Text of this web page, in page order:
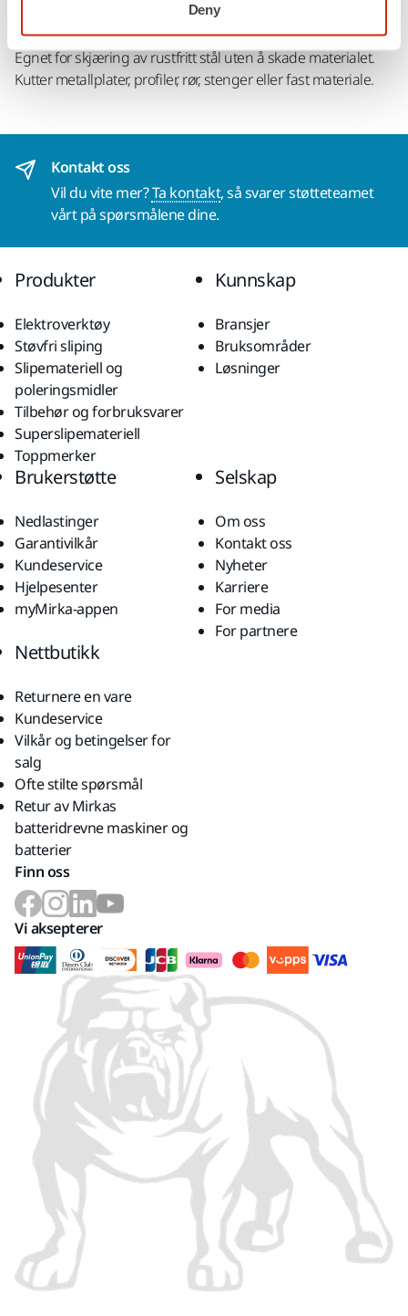
Deny
Egnet for skjæring av rustfritt stål uten å skade materialet.
Kutter metallplater, profiler, rør, stenger eller fast materiale.
Kontakt oss
Vil du vite mer?Ta kontakt, så svarer støtteteamet
vårt på spørsmålene dine.
Produkter
Elektroverktøy
Støvfri sliping
Slipemateriell og
poleringsmidler
Tilbehør og forbruksvarer
Superslipemateriell
Toppmerker
Kunnskap
Bransjer
Bruksområder
Løsninger
Brukerstøtte
Nedlastinger
Garantivilkår
Kundeservice
Hjelpesenter
myMirka-appen
Selskap
Om oss
Kontakt oss
Nyheter
Karriere
For media
For partnere
Nettbutikk
Returnere en vare
Kundeservice
Vilkår og betingelser for
salg
Ofte stilte spørsmål
Retur av Mirkas
batteridrevne maskiner og
batterier
Finn oss
Vi aksepterer